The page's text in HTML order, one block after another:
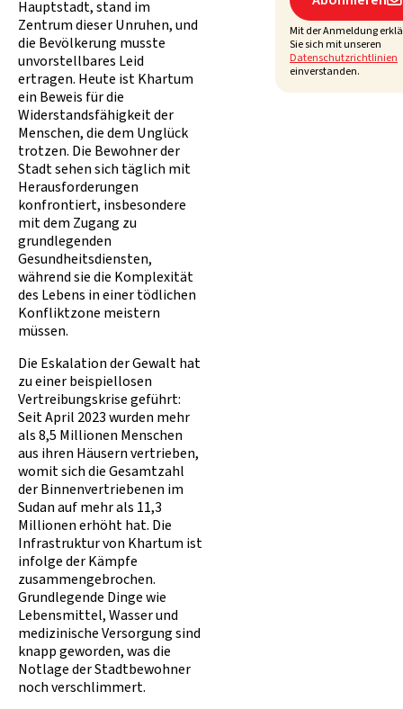
Hauptstadt, stand im
Zentrum dieser Unruhen, und
die Bevölkerung musste
unvorstellbares Leid
ertragen. Heute ist Khartum
ein Beweis für die
Widerstandsfähigkeit der
Menschen, die dem Unglück
trotzen. Die Bewohner der
Stadt sehen sich täglich mit
Herausforderungen
konfrontiert, insbesondere
mit dem Zugang zu
grundlegenden
Gesundheitsdiensten,
während sie die Komplexität
des Lebens in einer tödlichen
Konfliktzone meistern
müssen.
Die Eskalation der Gewalt hat
zu einer beispiellosen
Vertreibungskrise geführt:
Seit April 2023 wurden mehr
als 8,5 Millionen Menschen
aus ihren Häusern vertrieben,
womit sich die Gesamtzahl
der Binnenvertriebenen im
Sudan auf mehr als 11,3
Millionen erhöht hat. Die
Infrastruktur von Khartum ist
infolge der Kämpfe
zusammengebrochen.
Grundlegende Dinge wie
Lebensmittel, Wasser und
medizinische Versorgung sind
knapp geworden, was die
Notlage der Stadtbewohner
noch verschlimmert.
Mit der Anmeldung
Sie sich mit unseren
Datenschutzrichtlinien
einverstanden.